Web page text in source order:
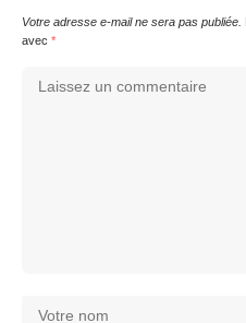
Votre adresse e-mail ne sera pas publiée.
avec *